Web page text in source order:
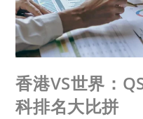
香港VS世界：
科排名大比拼